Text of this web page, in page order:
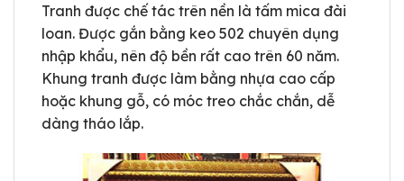
Tranh được chế tác trên nền là tấm mica đài
loan. Được gắn bằng keo 502 chuyên dụng
nhập khẩu, nên độ bền rất cao trên 60 năm.
Khung tranh được làm bằng nhựa cao cấp
hoặc khung gỗ, có móc treo chắc chắn, dễ
dàng tháo lắp.